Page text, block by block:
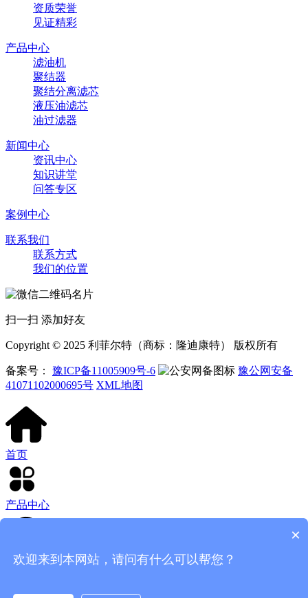
资质荣誉
见证精彩
产品中心
滤油机
聚结器
聚结分离滤芯
液压油滤芯
油过滤器
新闻中心
资讯中心
知识讲堂
问答专区
案例中心
联系我们
联系方式
我们的位置
扫一扫 添加好友
Copyright © 2025 利菲尔特（商标：隆迪康特） 版权所有
备案号： 豫ICP备11005909号-6
豫公网安备
41071102000695号 XML地图
首页
产品中心
客服电话
×
欢迎来到本网站，请问有什么可以帮您？